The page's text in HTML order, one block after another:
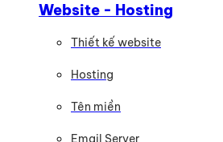
Website - Hosting
Thiết kế website
Hosting
Tên miền
Email Server